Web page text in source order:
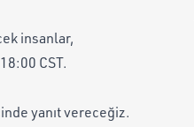
insanlar,
CST.
yanıt vereceğiz.